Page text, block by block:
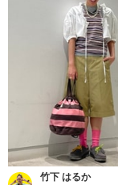
竹下 はるか